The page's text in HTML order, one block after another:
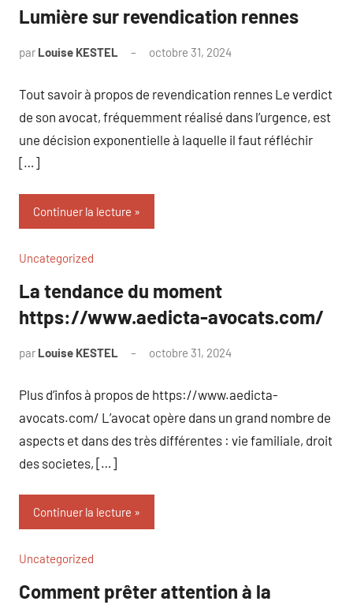
Lumière sur revendication rennes
par Louise KESTEL octobre 31, 2024
Tout savoir à propos de revendication rennes Le verdict
de son avocat, fréquemment réalisé dans l’urgence, est
une décision exponentielle à laquelle il faut réfléchir
[…]
Continuer la lecture
Uncategorized
La tendance du moment
https://www.aedicta-avocats.com/
par Louise KESTEL octobre 31, 2024
Plus d’infos à propos de https://www.aedicta-
avocats.com/ L’avocat opère dans un grand nombre de
aspects et dans des très différentes : vie familiale, droit
des societes, […]
Continuer la lecture
Uncategorized
Comment prêter attention à la